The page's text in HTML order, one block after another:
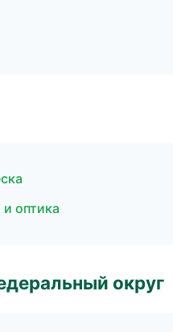
оптика
округ